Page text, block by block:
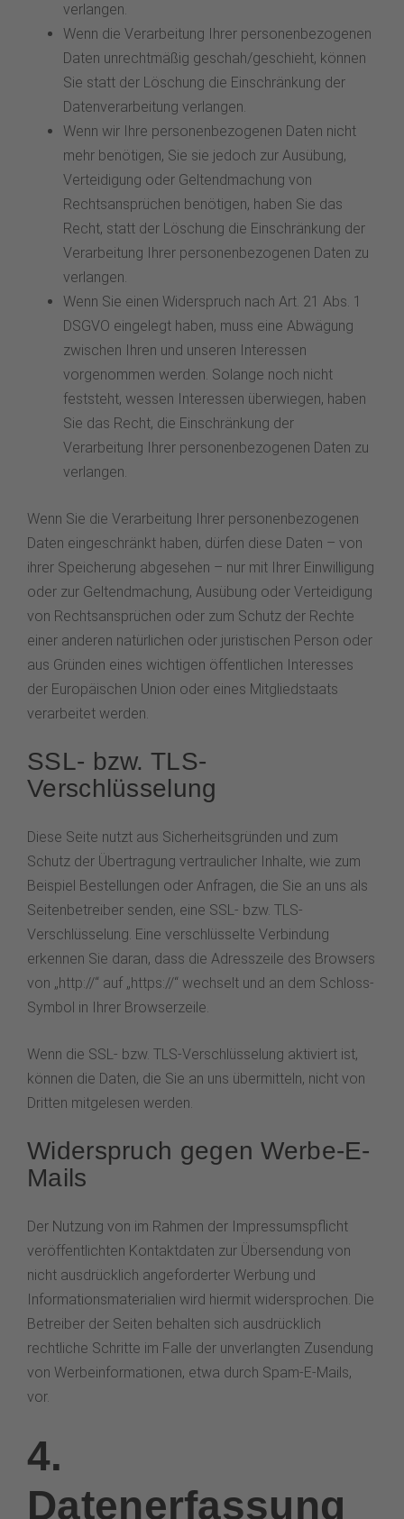
verlangen.
Wenn die Verarbeitung Ihrer personenbezogenen
Daten unrechtmäßig geschah/geschieht, können
Sie statt der Löschung die Einschränkung der
Datenverarbeitung verlangen.
Wenn wir Ihre personenbezogenen Daten nicht
mehr benötigen, Sie sie jedoch zur Ausübung,
Verteidigung oder Geltendmachung von
Rechtsansprüchen benötigen, haben Sie das
Recht, statt der Löschung die Einschränkung der
Verarbeitung Ihrer personenbezogenen Daten zu
verlangen.
Wenn Sie einen Widerspruch nach Art. 21 Abs. 1
DSGVO eingelegt haben, muss eine Abwägung
zwischen Ihren und unseren Interessen
vorgenommen werden. Solange noch nicht
feststeht, wessen Interessen überwiegen, haben
Sie das Recht, die Einschränkung der
Verarbeitung Ihrer personenbezogenen Daten zu
verlangen.
Wenn Sie die Verarbeitung Ihrer personenbezogenen
Daten eingeschränkt haben, dürfen diese Daten – von
ihrer Speicherung abgesehen – nur mit Ihrer Einwilligung
oder zur Geltendmachung, Ausübung oder Verteidigung
von Rechtsansprüchen oder zum Schutz der Rechte
einer anderen natürlichen oder juristischen Person oder
aus Gründen eines wichtigen öffentlichen Interesses
der Europäischen Union oder eines Mitgliedstaats
verarbeitet werden.
SSL- bzw. TLS-
Verschlüsselung
Diese Seite nutzt aus Sicherheitsgründen und zum
Schutz der Übertragung vertraulicher Inhalte, wie zum
Beispiel Bestellungen oder Anfragen, die Sie an uns als
Seitenbetreiber senden, eine SSL- bzw. TLS-
Verschlüsselung. Eine verschlüsselte Verbindung
erkennen Sie daran, dass die Adresszeile des Browsers
von „http://“ auf „https://“ wechselt und an dem Schloss-
Symbol in Ihrer Browserzeile.
Wenn die SSL- bzw. TLS-Verschlüsselung aktiviert ist,
können die Daten, die Sie an uns übermitteln, nicht von
Dritten mitgelesen werden.
Widerspruch gegen Werbe-E-
Mails
Der Nutzung von im Rahmen der Impressumspflicht
veröffentlichten Kontaktdaten zur Übersendung von
nicht ausdrücklich angeforderter Werbung und
Informationsmaterialien wird hiermit widersprochen. Die
Betreiber der Seiten behalten sich ausdrücklich
rechtliche Schritte im Falle der unverlangten Zusendung
von Werbeinformationen, etwa durch Spam-E-Mails,
vor.
4.
Datenerfassung